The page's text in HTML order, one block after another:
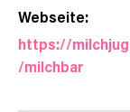
Webseite:
https://
/milchbar